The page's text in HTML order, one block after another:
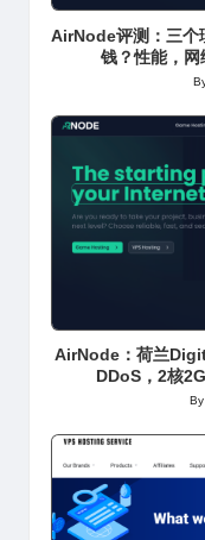
in
AirNode评测：三个
钱？性能，
in
AirNode：荷兰
DDoS，2核